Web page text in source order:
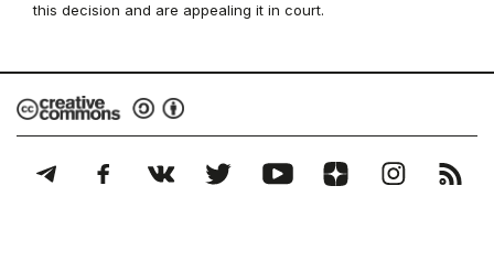
this decision and are appealing it in court.